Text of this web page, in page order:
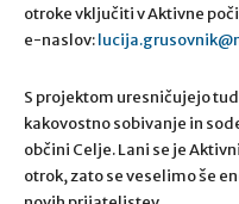
otroke vključiti v Aktivne
e-naslov:
S projektom uresničujejo
kakovostno sobivanje in
občini Celje. Lani se je
otrok, zato se veselimo še